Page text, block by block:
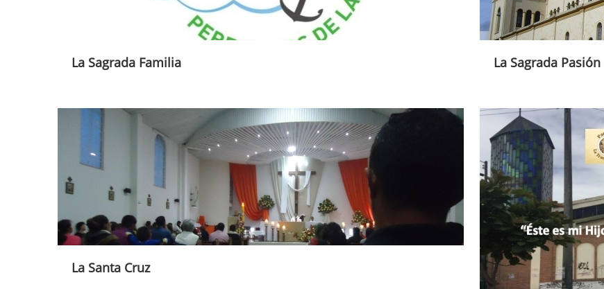
La Sagrada Familia La Sagrada Pasión
La Santa Cruz